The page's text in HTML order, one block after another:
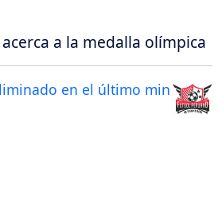
a la medalla olímpica